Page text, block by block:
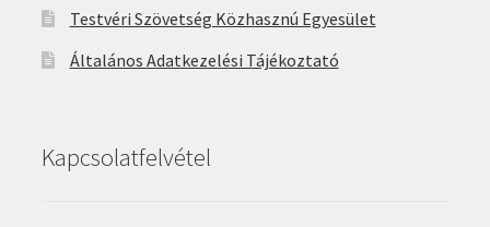
Testvéri Szövetség Közhasznú Egyesület
Általános Adatkezelési Tájékoztató
Kapcsolatfelvétel